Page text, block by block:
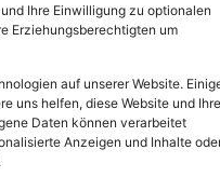
Ihre Einwilligung zu optionalen
Erziehungsberechtigten um
auf unserer Website.
uns helfen, diese Website und Ihre
Daten können verarbeitet
Anzeigen und Inhalte
mayen.de